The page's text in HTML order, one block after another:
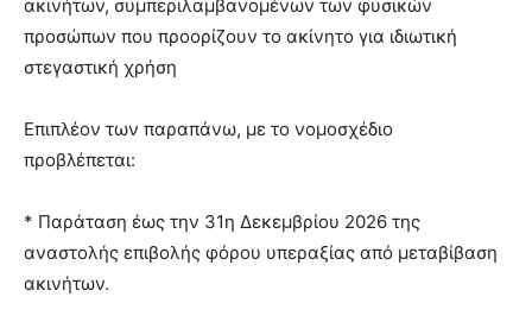
ακινήτων, συμπεριλαμβανομένων των φυσικών
προσώπων που προορίζουν το ακίνητο για ιδιωτική
στεγαστική χρήση
Επιπλέον των παραπάνω, με το νομοσχέδιο
προβλέπεται:
* Παράταση έως την 31η Δεκεμβρίου 2026 της
αναστολής επιβολής φόρου υπεραξίας από μεταβίβαση
ακινήτων.